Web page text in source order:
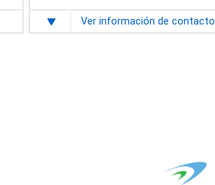
Ver información de contacto